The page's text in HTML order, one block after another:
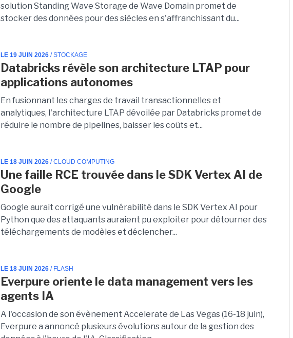
solution Standing Wave Storage de Wave Domain promet de
stocker des données pour des siècles en s'affranchissant du...
LE 19 JUIN 2026 / STOCKAGE
Databricks révèle son architecture LTAP pour
applications autonomes
En fusionnant les charges de travail transactionnelles et
analytiques, l'architecture LTAP dévoilée par Databricks promet de
réduire le nombre de pipelines, baisser les coûts et...
LE 18 JUIN 2026 / CLOUD COMPUTING
Une faille RCE trouvée dans le SDK Vertex AI de
Google
Google aurait corrigé une vulnérabilité dans le SDK Vertex AI pour
Python que des attaquants auraient pu exploiter pour détourner des
téléchargements de modèles et déclencher...
LE 18 JUIN 2026 / FLASH
Everpure oriente le data management vers les
agents IA
A l'occasion de son évènement Accelerate de Las Vegas (16-18 juin),
Everpure a annoncé plusieurs évolutions autour de la gestion des